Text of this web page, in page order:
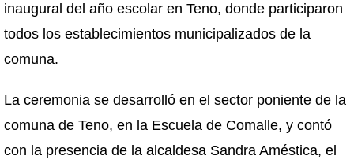
inaugural del año escolar en Teno, donde participaron
todos los establecimientos municipalizados de la
comuna.
La ceremonia se desarrolló en el sector poniente de la
comuna de Teno, en la Escuela de Comalle, y contó
con la presencia de la alcaldesa Sandra Améstica, el